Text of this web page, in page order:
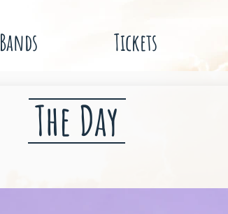
Bands Tickets
The Day